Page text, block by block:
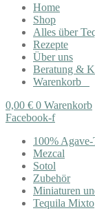
Home
Shop
Alles über
Rezepte
Über uns
Beratung &
Warenkorb
0,00 € 0 Warenkorb
Facebook-f
100% Agave-
Mezcal
Sotol
Zubehör
Miniaturen
Tequila Mixto